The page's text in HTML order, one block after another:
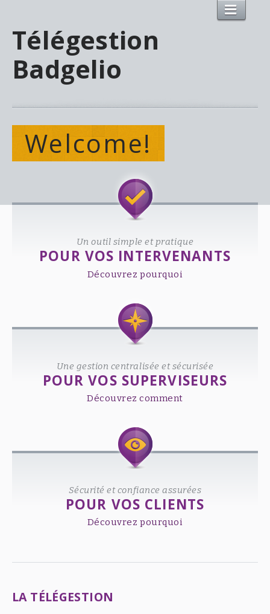
Télégestion
Badgelio
Welcome!
Un outil simple et pratique
POUR VOS INTERVENANTS
Découvrez pourquoi
Une gestion centralisée et sécurisée
POUR VOS SUPERVISEURS
Découvrez comment
Sécurité et confiance assurées
POUR VOS CLIENTS
Découvrez pourquoi
LA TÉLÉGESTION